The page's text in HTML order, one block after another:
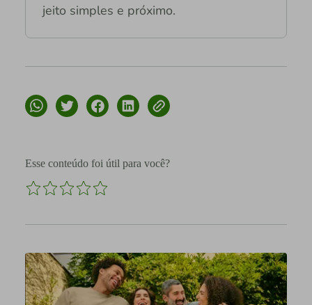
jeito simples e próximo.
Esse conteúdo foi útil para você?